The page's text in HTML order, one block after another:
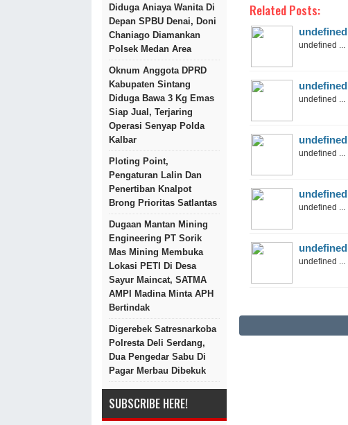
Diduga Aniaya Wanita Di
Depan SPBU Denai, Doni
Chaniago Diamankan
Polsek Medan Area
Oknum Anggota DPRD
Kabupaten Sintang
Diduga Bawa 3 Kg Emas
Siap Jual, Terjaring
Operasi Senyap Polda
Kalbar
Ploting Point,
Pengaturan Lalin Dan
Penertiban Knalpot
Brong Prioritas Satlantas
Dugaan Mantan Mining
Engineering PT Sorik
Mas Mining Membuka
Lokasi PETI Di Desa
Sayur Maincat, SATMA
AMPI Madina Minta APH
Bertindak
Digerebek Satresnarkoba
Polresta Deli Serdang,
Dua Pengedar Sabu Di
Pagar Merbau Dibekuk
SUBSCRIBE HERE!
Related Posts:
undefined
undefined ...
undefined
undefined ...
undefined
undefined ...
undefined
undefined ...
undefined
undefined ...